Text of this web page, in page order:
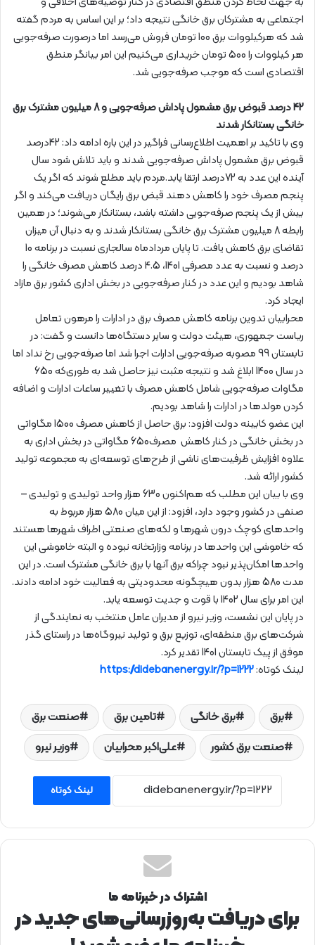
اجتماعی به مشترکان برق خانگی نتیجه داد؛ بر این اساس به مردم گفته
شد که هرکیلووات برق 100 تومان فروش می‌رسد اما درصورت صرفه‌جویی
هر کیلووات را 500 تومان خریداری می‌کنیم این امر بیانگر منطق
اقتصادی است که موجب صرفه‌جویی شد.
42 درصد قبوض برق مشمول پاداش صرفه‌جویی و 8 میلیون مشترک برق
خانگی بستانکار شدند
وی با تاکید بر اهمیت اطلاع‌رسانی فراگیر در این باره ادامه داد: 42درصد
قبوض برق مشمول پاداش صرفه‌جویی شدند و باید تلاش شود سال
آینده این عدد به 72درصد ارتقا یابد.مردم باید مطلع شوند که اگر یک
پنجم مصرف خود را کاهش دهند قبض برق رایگان دریافت می‌کند و اگر
بیش از یک پنجم صرفه‌جویی داشته باشد، بستانکار می‌شوند؛ در همین
رابطه 8 میلیون مشترک برق خانگی بستانکار شدند و به دنبال آن میزان
تقاضای برق کاهش یافت. تا پایان مردادماه سالجاری نسبت در برنامه 10
درصد و نسبت به عدد مصرفی 1401، 4.5 درصد کاهش مصرف خانگی را
شاهد بودیم و این عدد در کنار صرفه‌جویی در بخش اداری کشور برق مازاد
ایجاد کرد.
محرابیان تدوین برنامه کاهش مصرف برق در ادارات را مرهون تعامل
ریاست جمهوری، هیئت دولت و سایر دستگاه‌ها دانست و گفت: در
تابستان 99 مصوبه صرفه‌جویی ادارات اجرا شد اما صرفه‌جویی رخ نداد اما
در سال 1400 ابلاغ شد و نتیجه مثبت نیز حاصل شد به طوری‌که 650
مگاوات صرفه‌جویی شامل کاهش مصرف با تغییر ساعات ادارات و اضافه
کردن مولدها در ادارات را شاهد بودیم.
این عضو کابینه دولت افزود: برق حاصل از کاهش مصرف 1500 مگاواتی
در بخش خانگی در کنار کاهش مصرف650 مگاواتی در بخش اداری به
علاوه افزایش ظرفیت‌های ناشی از طرح‌های توسعه‌ای به مجموعه تولید
کشور ارائه شد.
وی با بیان این مطلب که هم‌اکنون 630 هزار واحد تولیدی و تولیدی –
صنفی در کشور وجود دارد، افزود: از این میان 580 هزار مربوط به
واحدهای کوچک درون شهرها و لکه‌های صنعتی اطراف شهرها هستند
که خاموشی این واحدها در برنامه وزارتخانه نبوده و البته خاموشی این
واحدها امکان‌پذیر نبود چراکه برق آنها با برق خانگی مشترک است. در این
مدت 580 هزار بدون هیچگونه محدودیتی به فعالیت خود ادامه دادند.
این امر برای سال 1402 با قوت و جدیت توسعه یابد.
در پایان این نشست، وزیر نیرو از مدیران عامل منتخب به نمایندگی از
شرکت‌های برق منطقه‌ای، توزیع برق و تولید نیروگاه‌ها در راستای گذر
موفق از پیک تابستان 1401 تقدیر کرد.
لینک کوتاه:https://didebanenergy.ir/?p=1222
برق برق خانگی تامین برق
صنعت برق
صنعت برق کشور
علی‌اکبر محرابیان وزیر نیرو
لینک کوتاه
اشتراک در خبرنامه ما
برای دریافت به‌روزرسانی‌های جدید در